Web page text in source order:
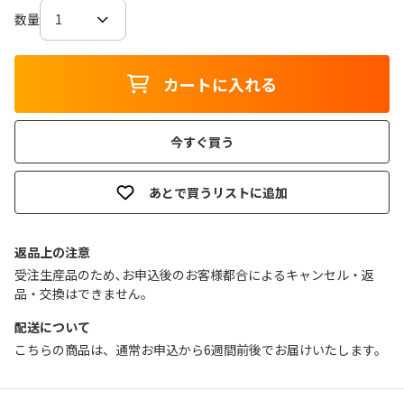
数量
カートに入れる
今すぐ買う
あとで買うリストに追加
返品上の注意
受注生産品のため､お申込後のお客様都合によるキャンセル・返
品・交換はできません｡
配送について
こちらの商品は、通常お申込から6週間前後でお届けいたします。